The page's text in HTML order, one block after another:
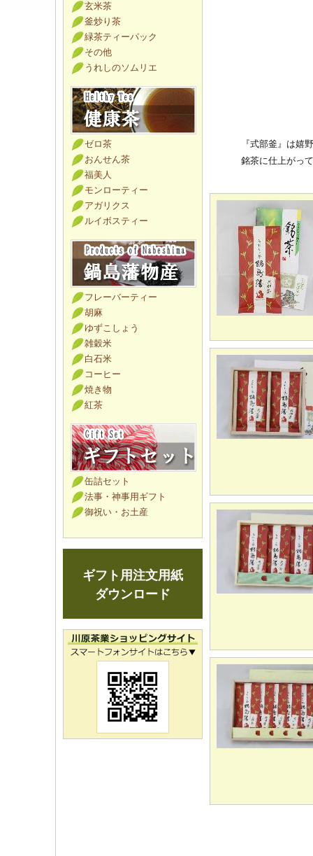
玄米茶
釜炒り茶
緑茶ティーパック
その他
うれしのソムリエ
ゼロ茶
おんせん茶
福美人
モンローティー
アガリクス
ルイボスティー
フレーバーティー
胡麻
ゆずこしょう
雑穀米
白石米
コーヒー
焼き物
紅茶
缶詰セット
法事・神事用ギフト
御祝い・お土産
ギフト用注文用紙
ダウンロード
『式部釜』は嬉
銘茶に仕上がっ